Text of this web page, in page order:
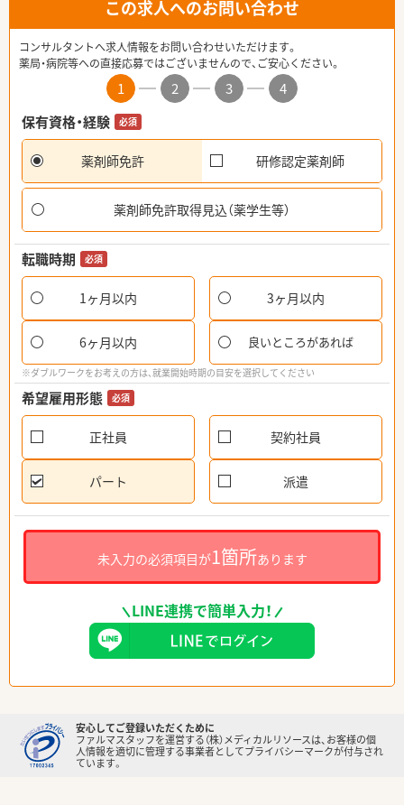
この求人へのお問い合わせ
コンサルタントへ求人情報をお問い合わせいただけます。
薬局・病院等への直接応募ではございませんので、ご安心ください。
1 2 3
4
保有資格・経験
必須
薬剤師免許 研修認定薬剤師
薬剤師免許取得見込（薬学生等）
転職時期 必須
1ヶ月以内 3ヶ月以内
6ヶ月以内 良いところがあれば
※ダブルワークをお考えの方は、就業開始時期の目安を選択してください
希望雇用形態 必須
正社員 契約社員
パート 派遣
未入力の必須項目が1箇所あります
LINE連携で簡単入力！
安心してご登録いただくために
ファルマスタッフを運営する（株）メディカルリソースは、お客様の個
人情報を適切に管理する事業者としてプライバシーマークが付与され
ています。